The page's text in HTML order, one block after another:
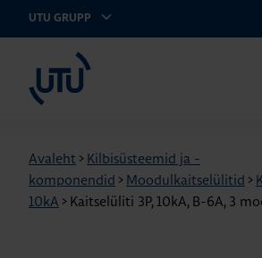
UTU GRUPP
Avaleht > Kilbisüsteemid ja -
komponendid > Moodulkaitselülitid >
10kA > Kaitselüliti 3P, 10kA, B-6A, 3